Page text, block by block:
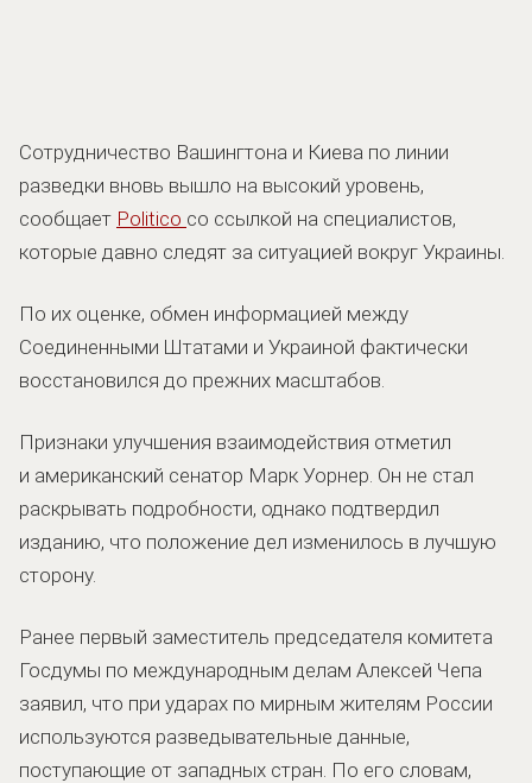
Сотрудничество Вашингтона и Киева по линии
разведки вновь вышло на высокий уровень,
сообщает Politico со ссылкой на специалистов,
которые давно следят за ситуацией вокруг Украины.
По их оценке, обмен информацией между
Соединенными Штатами и Украиной фактически
восстановился до прежних масштабов.
Признаки улучшения взаимодействия отметил
и американский сенатор Марк Уорнер. Он не стал
раскрывать подробности, однако подтвердил
изданию, что положение дел изменилось в лучшую
сторону.
Ранее первый заместитель председателя комитета
Госдумы по международным делам Алексей Чепа
заявил, что при ударах по мирным жителям России
используются разведывательные данные,
поступающие от западных стран. По его словам,